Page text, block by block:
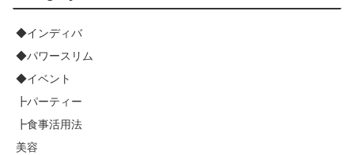
◆インディバ
◆パワースリム
◆イベント
┣パーティー
┣食事活用法
美容